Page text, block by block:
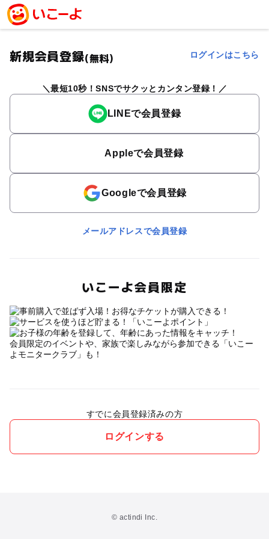
新規会員登録(無料) ログインはこちら
最短10秒！SNSでサクッとカンタン登録！
LINEで会員登録
Appleで会員登録
Googleで会員登録
メールアドレスで会員登録
いこーよ会員限定
会員限定のイベントや、家族で楽しみながら参加できる「いこー
よモニタークラブ」も！
すでに会員登録済みの方
ログインする
© actindi Inc.